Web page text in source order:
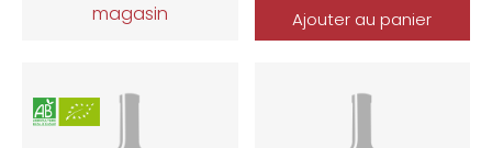
magasin
Ajouter au panier